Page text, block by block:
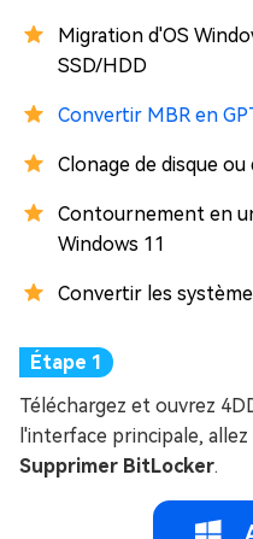
Migration d'OS
SSD/HDD
Convertir MBR en
Clonage de disque
Contournement en
Windows 11
Convertir les
Téléchargez et ouvrez
l'interface principale,
Supprimer BitLocker.